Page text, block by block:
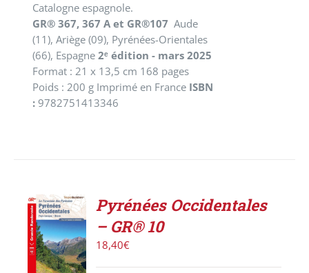
Catalogne espagnole.
GR® 367, 367 A et GR®107 Aude
(11), Ariège (09), Pyrénées-Orientales
(66), Espagne2ᵉ édition - mars 2025
Format : 21 x 13,5 cm 168 pages
Poids : 200 g Imprimé en France ISBN
: 9782751413346
ACHETER
LE
PRODUIT
/
Pyrénées Occidentales
– GR® 10
18,40€